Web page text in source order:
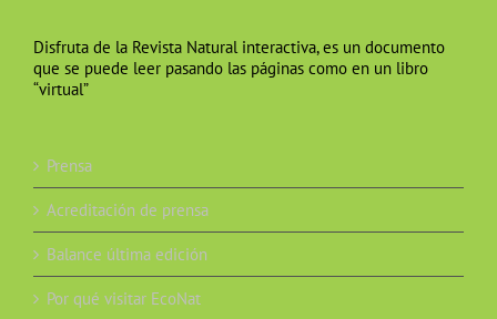
Disfruta de la Revista Natural interactiva, es un documento
que se puede leer pasando las páginas como en un libro
“virtual”
Prensa
Acreditación de prensa
Balance última edición
Por qué visitar EcoNat